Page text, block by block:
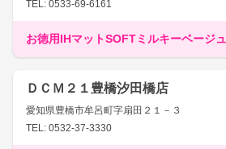
TEL: 0533-69-6161
お徳用IHマットSOFTミルキーベージュ
ＤＣＭ２１豊橋汐田橋店
愛知県豊橋市牟呂町字扇田２１－３
TEL: 0532-37-3330